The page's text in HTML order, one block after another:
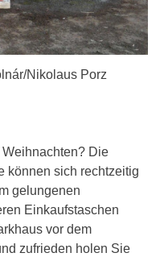
Nikolaus Porz
Die
können sich rechtzeitig
gelungenen
Einkaufstaschen
vor dem
zufrieden holen Sie